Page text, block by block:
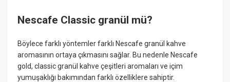
Nescafe Classic granül mü?
Böylece farklı yöntemler farklı Nescafe granül kahve
aromasının ortaya çıkmasını sağlar. Bu nedenle Nescafe
gold, classic granül kahve çeşitleri aromaları ve içim
yumuşaklığı bakımından farklı özelliklere sahiptir.